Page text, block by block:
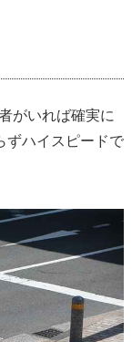
がいれば確実に
ずハイスピードで